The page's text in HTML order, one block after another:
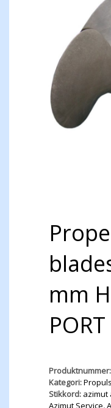
mm
PORT
Produktnummer:
Kategori:
Stikkord: azimut
Azimut Service,